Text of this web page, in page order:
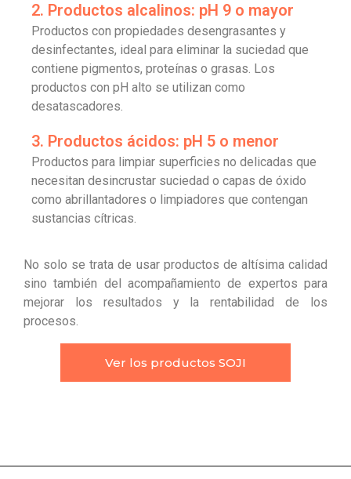
2. Productos alcalinos: pH 9 o mayor
Productos con propiedades desengrasantes y
desinfectantes, ideal para eliminar la suciedad que
contiene pigmentos, proteínas o grasas. Los
productos con pH alto se utilizan como
desatascadores.
3. Productos ácidos: pH 5 o menor
Productos para limpiar superficies no delicadas que
necesitan desincrustar suciedad o capas de óxido
como abrillantadores o limpiadores que contengan
sustancias cítricas.
No solo se trata de usar productos de altísima calidad
sino también del acompañamiento de expertos para
mejorar los resultados y la rentabilidad de los
procesos.
Ver los productos SOJI